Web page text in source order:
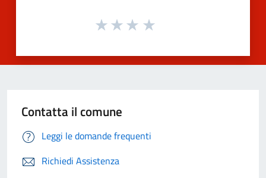
Contatta il comune
Leggi le domande frequenti
Richiedi Assistenza